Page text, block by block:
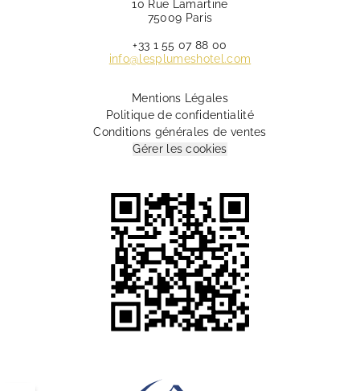
10 Rue Lamartine
75009 Paris
+33 1 55 07 88 00
info@lesplumeshotel.com
Mentions Légales
Politique de confidentialité
Conditions générales de ventes
Gérer les cookies